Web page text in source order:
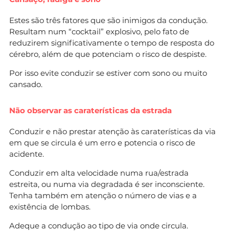
Estes são três fatores que são inimigos da condução.
Resultam num “cocktail” explosivo, pelo fato de
reduzirem significativamente o tempo de resposta do
cérebro, além de que potenciam o risco de despiste.
Por isso evite conduzir se estiver com sono ou muito
cansado.
Não observar as caraterísticas da estrada
Conduzir e não prestar atenção às caraterísticas da via
em que se circula é um erro e potencia o risco de
acidente.
Conduzir em alta velocidade numa rua/estrada
estreita, ou numa via degradada é ser inconsciente.
Tenha também em atenção o número de vias e a
existência de lombas.
Adeque a condução ao tipo de via onde circula.